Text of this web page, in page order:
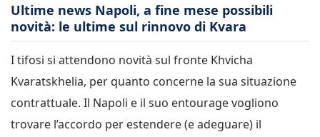
Ultime news Napoli, a fine mese possibili
novità: le ultime sul rinnovo di Kvara
I tifosi si attendono novità sul fronte Khvicha
Kvaratskhelia, per quanto concerne la sua situazione
contrattuale. Il Napoli e il suo entourage vogliono
trovare l’accordo per estendere (e adeguare) il